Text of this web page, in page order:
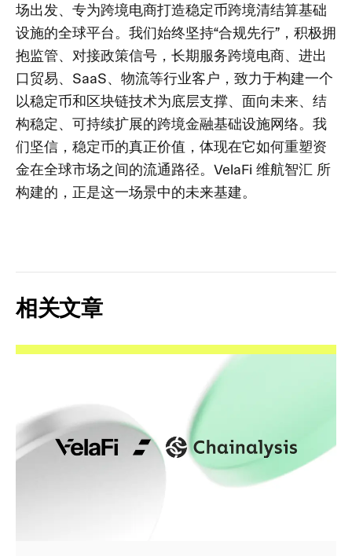
场出发、专为跨境电商打造稳定币跨境清结算基础
设施的全球平台。我们始终坚持“合规先行”，积极拥
抱监管、对接政策信号，长期服务跨境电商、进出
口贸易、SaaS、物流等行业客户，致力于构建一个
以稳定币和区块链技术为底层支撑、面向未来、结
构稳定、可持续扩展的跨境金融基础设施网络。我
们坚信，稳定币的真正价值，体现在它如何重塑资
金在全球市场之间的流通路径。VelaFi 维航智汇 所
构建的，正是这一场景中的未来基建。
相关文章